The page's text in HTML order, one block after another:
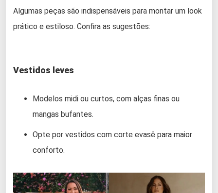
Algumas peças são indispensáveis para montar um look
prático e estiloso. Confira as sugestões:
Vestidos leves
Modelos midi ou curtos, com alças finas ou
mangas bufantes.
Opte por vestidos com corte evasê para maior
conforto.